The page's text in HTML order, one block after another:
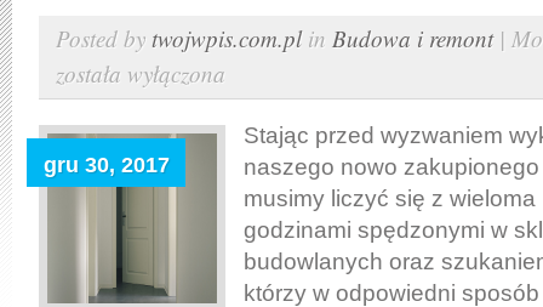
Posted by twojwpis.com.plin Budowa i remont|
została wyłączona
gru 30, 2017
Stając przed wyzwaniem
naszego nowo
musimy liczyć się z wieloma
godzinami spędzonymi w
budowlanych oraz
którzy w odpowiedni